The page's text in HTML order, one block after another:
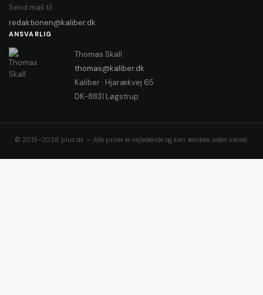
Send mail til
redaktionen@kaliber.dk
ANSVARLIG
Thomas Skall
thomas@kaliber.dk
Kaliber · Hjarækvej 65
DK-8831 Løgstrup
© 2015–2026 pluz.dk — Alle priser er vejledende og kan ændres uden varsel.